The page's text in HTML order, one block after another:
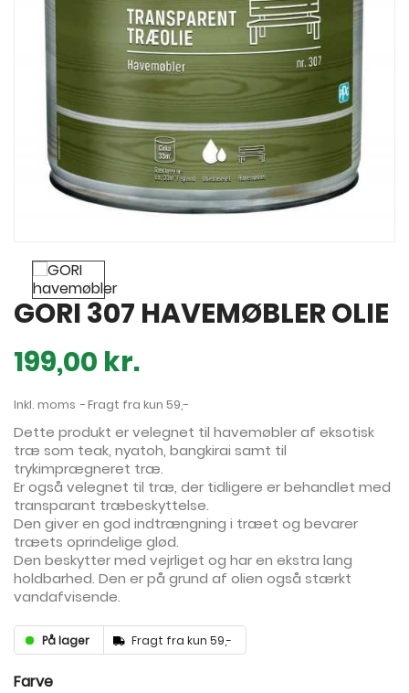
GORI 307 HAVEMØBLER OLIE
199,00 kr.
Inkl. moms Fragt fra kun 59,-
Dette produkt er velegnet til havemøbler af eksotisk
træ som teak, nyatoh, bangkirai samt til
trykimprægneret træ.
Er også velegnet til træ, der tidligere er behandlet med
transparant træbeskyttelse.
Den giver en god indtrængning i træet og bevarer
træets oprindelige glød.
Den beskytter med vejrliget og har en ekstra lang
holdbarhed. Den er på grund af olien også stærkt
vandafvisende.
På lager Fragt fra kun 59,-
Farve